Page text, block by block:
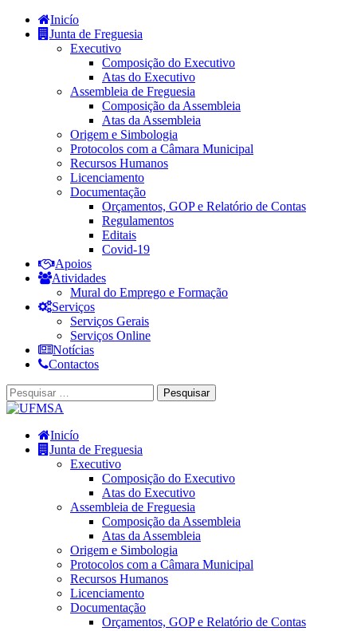
Inicío
Junta de Freguesia
Executivo
Composição do Executivo
Atas do Executivo
Assembleia de Freguesia
Composição da Assembleia
Atas da Assembleia
Origem e Simbologia
Protocolos com a Câmara Municipal
Recursos Humanos
Licenciamento
Documentação
Orçamentos, GOP e Relatório de Contas
Regulamentos
Editais
Covid-19
Apoios
Atividades
Mural do Emprego e Formação
Serviços
Serviços Gerais
Serviços Online
Notícias
Contactos
Inicío
Junta de Freguesia
Executivo
Composição do Executivo
Atas do Executivo
Assembleia de Freguesia
Composição da Assembleia
Atas da Assembleia
Origem e Simbologia
Protocolos com a Câmara Municipal
Recursos Humanos
Licenciamento
Documentação
Orçamentos, GOP e Relatório de Contas